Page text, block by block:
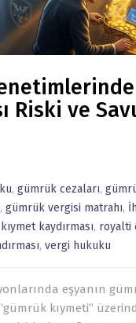
Riski ve
, gümrük cezaları,
, gümrük vergisi matrahı,
kıymet kaydırması, royalti
, vergi hukuku
eşyanın
kıymeti”